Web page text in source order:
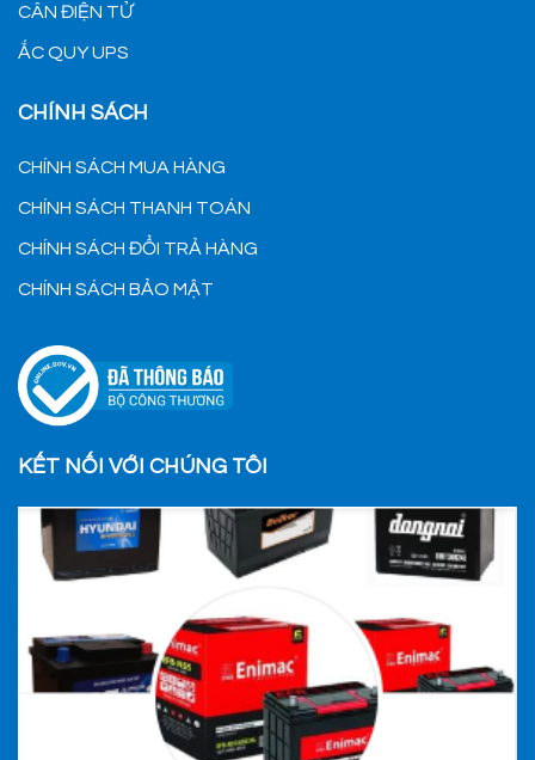
CÂN ĐIỆN TỬ
ẮC QUY UPS
CHÍNH SÁCH
CHÍNH SÁCH MUA HÀNG
CHÍNH SÁCH THANH TOÁN
CHÍNH SÁCH ĐỔI TRẢ HÀNG
CHÍNH SÁCH BẢO MẬT
KẾT NỐI VỚI CHÚNG TÔI